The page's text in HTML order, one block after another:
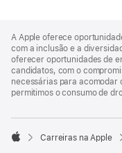
Footer
A Apple oferece
com a inclusão e a
oferecer oportunidades de
candidatos, com o
necessárias para acomodar
permitimos o consumo de

Carreiras na Apple